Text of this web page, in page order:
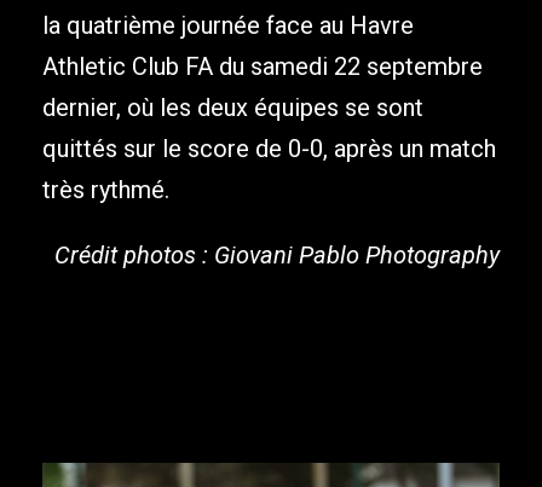
la quatrième journée face au Havre
Athletic Club FA du samedi 22 septembre
dernier, où les deux équipes se sont
quittés sur le score de 0-0, après un match
très rythmé.
Crédit photos : Giovani Pablo Photography